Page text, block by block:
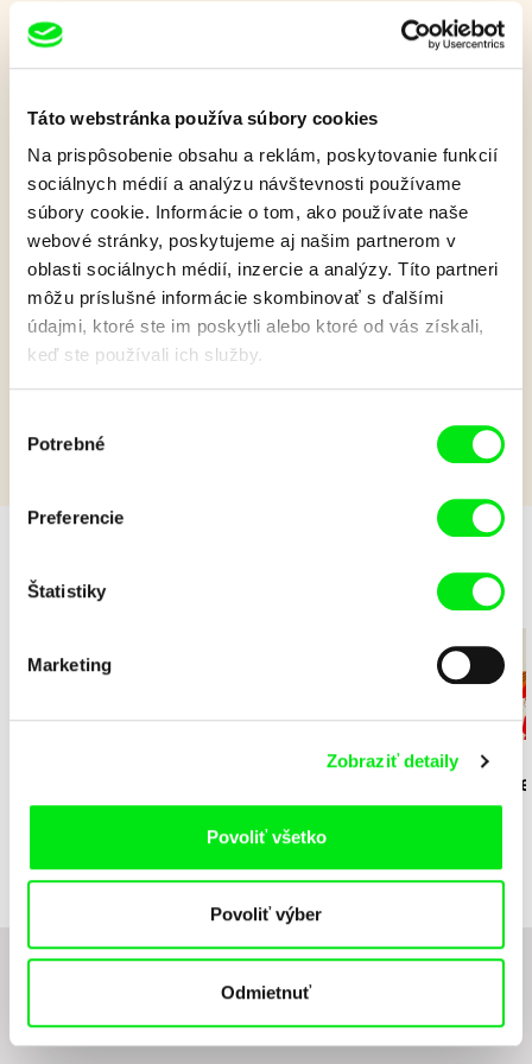
Táto webstránka používa súbory cookies
Na prispôsobenie obsahu a reklám, poskytovanie funkcií
sociálnych médií a analýzu návštevnosti používame
súbory cookie. Informácie o tom, ako používate naše
webové stránky, poskytujeme aj našim partnerom v
oblasti sociálnych médií, inzercie a analýzy. Títo partneri
môžu príslušné informácie skombinovať s ďalšími
údajmi, ktoré ste im poskytli alebo ktoré od vás získali,
keď ste používali ich služby.
súhlasu
Potrebné
Preferencie
Štatistiky
Marketing
Zobraziť detaily
Povoliť všetko
Povoliť výber
Odmietnuť
Pavúk Lukáš 8
Séria krátkych animovaných filmov o Lukášovi, zvedavom a
dobrosrdečnom pavúkovi, ktorý nikdy nevynechá príležitosť
objavovať a skúmať svet okolo seba...
Zobraziť viac
Film bohužiaľ nie je k dispozícii :(
Je nám ľúto, ale tento film nie je vo Vašej krajine
Adventný kalendár 2022
Ignas Meilunas
Britt Raes
Luce a
Chcete byť pravidelne informovaní o novinkách v